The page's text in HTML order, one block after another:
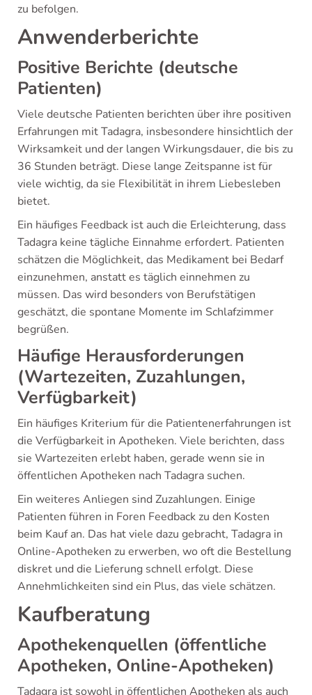
zu befolgen.
Anwenderberichte
Positive Berichte (deutsche
Patienten)
Viele deutsche Patienten berichten über ihre positiven
Erfahrungen mit Tadagra, insbesondere hinsichtlich der
Wirksamkeit und der langen Wirkungsdauer, die bis zu
36 Stunden beträgt. Diese lange Zeitspanne ist für
viele wichtig, da sie Flexibilität in ihrem Liebesleben
bietet.
Ein häufiges Feedback ist auch die Erleichterung, dass
Tadagra keine tägliche Einnahme erfordert. Patienten
schätzen die Möglichkeit, das Medikament bei Bedarf
einzunehmen, anstatt es täglich einnehmen zu
müssen. Das wird besonders von Berufstätigen
geschätzt, die spontane Momente im Schlafzimmer
begrüßen.
Häufige Herausforderungen
(Wartezeiten, Zuzahlungen,
Verfügbarkeit)
Ein häufiges Kriterium für die Patientenerfahrungen ist
die Verfügbarkeit in Apotheken. Viele berichten, dass
sie Wartezeiten erlebt haben, gerade wenn sie in
öffentlichen Apotheken nach Tadagra suchen.
Ein weiteres Anliegen sind Zuzahlungen. Einige
Patienten führen in Foren Feedback zu den Kosten
beim Kauf an. Das hat viele dazu gebracht, Tadagra in
Online-Apotheken zu erwerben, wo oft die Bestellung
diskret und die Lieferung schnell erfolgt. Diese
Annehmlichkeiten sind ein Plus, das viele schätzen.
Kaufberatung
Apothekenquellen (öffentliche
Apotheken, Online-Apotheken)
Tadagra ist sowohl in öffentlichen Apotheken als auch